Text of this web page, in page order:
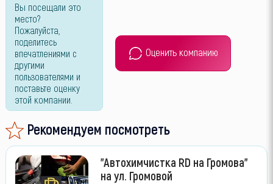
Вы посещали это
место?
Пожалуйста,
поделитесь
впечатлениями с
другими
пользователями и
поставьте оценку
этой компании.
Оценить компанию
Рекомендуем посмотреть
"Автохимчистка RD на Громова"
на ул. Громовой